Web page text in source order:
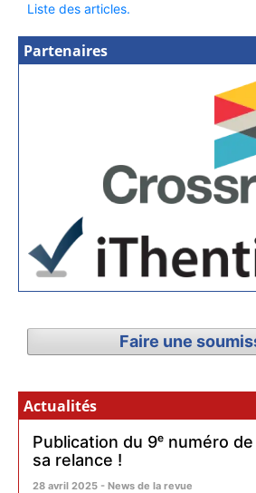
Liste des articles.
Partenaires
Faire une
Actualités
Publication du 9ᵉ numéro de
sa relance !
28 avril 2025 - News de la revue